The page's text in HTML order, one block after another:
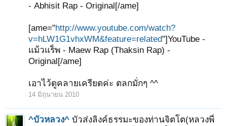
- Abhisit Rap - Original[/ame]
[ame="http://www.youtube.com/watch?
v=hLW1G1vhxWM&feature=related"]YouTube -
แม้วแร็พ - Maew Rap (Thaksin Rap) -
Original[/ame]
เอาไว้ดูคลายเครียดค่ะ ตลกมั่กๆ ^^
14 มิถุนายน 2010
^บัวหลวง^ บัวส่งลิงค์ธรรมะของท่านจิตโต(หลวงพี่